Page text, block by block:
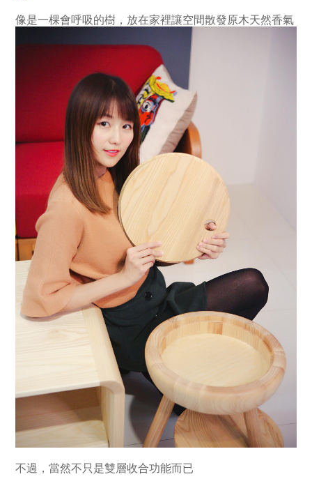
像是一棵會呼吸的樹，放在家裡讓空間散發原木天然香氣
不過，當然不只是雙層收合功能而已